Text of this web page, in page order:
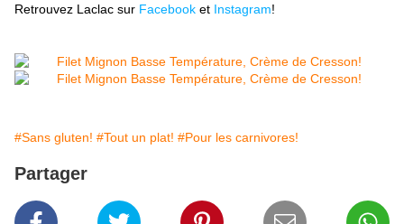
Retrouvez Laclac sur Facebook et Instagram!
#Sans gluten! #Tout un plat! #Pour les carnivores!
Partager